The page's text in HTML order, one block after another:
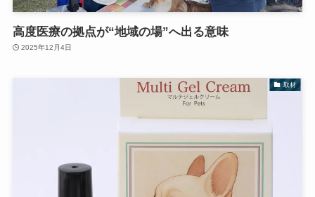
高度医療の拠点が“地域の場”へ出る意味
2025年12月4日
取材